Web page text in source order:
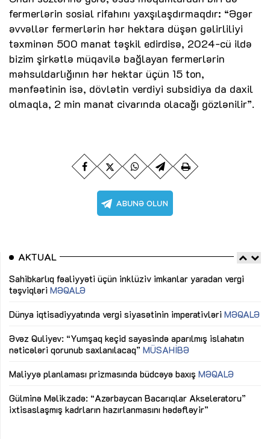
fermerlərin sosial rifahını yaxşılaşdırmaqdır: “Əgər
əvvəllər fermerlərin hər hektara düşən gəlirliliyi
təxminən 500 manat təşkil edirdisə, 2024-cü ildə
bizim şirkətlə müqavilə bağlayan fermerlərin
məhsuldarlığının hər hektar üçün 15 ton,
mənfəətinin isə, dövlətin verdiyi subsidiya da daxil
olmaqla, 2 min manat civarında olacağı gözlənilir”.
AKTUAL
Sahibkarlıq fəaliyyəti üçün inklüziv imkanlar yaradan vergi
təşviqləri MƏQALƏ
Dünya iqtisadiyyatında vergi siyasətinin imperativləri MƏQALƏ
Əvəz Quliyev: “Yumşaq keçid sayəsində aparılmış islahatın
nəticələri qorunub saxlanılacaq” MÜSAHİBƏ
Maliyyə planlaması prizmasında büdcəyə baxış MƏQALƏ
Gülminə Məlikzadə: “Azərbaycan Bacarıqlar Akseleratoru”
ixtisaslaşmış kadrların hazırlanmasını hədəfləyir”